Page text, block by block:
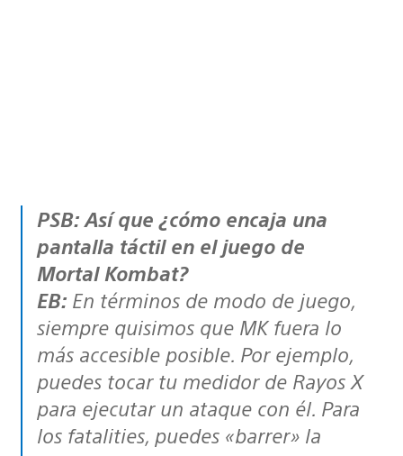
PSB: Así que ¿cómo encaja una
pantalla táctil en el juego de
Mortal Kombat?
EB: En términos de modo de juego,
siempre quisimos que MK fuera lo
más accesible posible. Por ejemplo,
puedes tocar tu medidor de Rayos X
para ejecutar un ataque con él. Para
los fatalities, puedes «barrer» la